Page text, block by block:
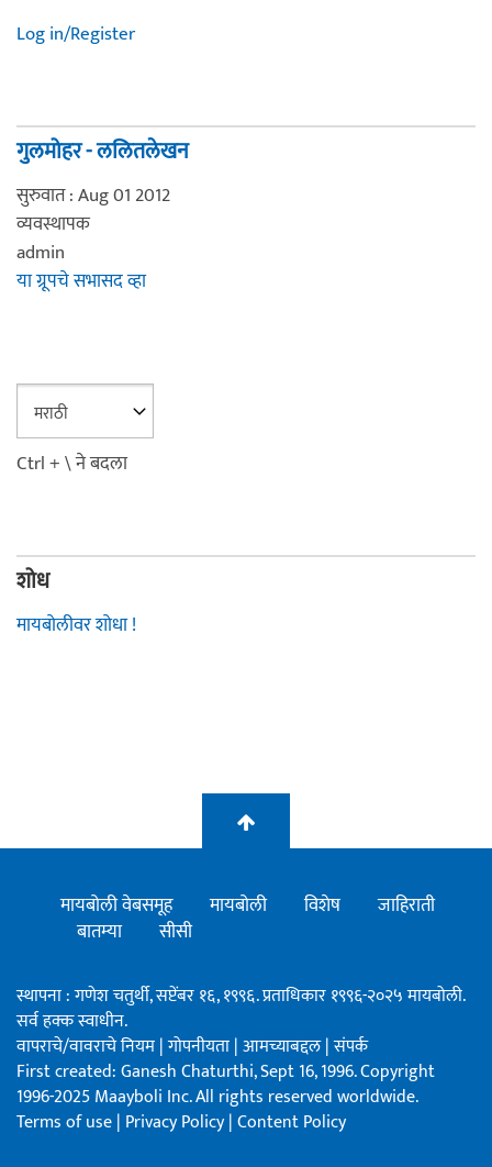
Log in/Register
गुलमोहर - ललितलेखन
सुरुवात : Aug 01 2012
व्यवस्थापक
admin
या ग्रूपचे सभासद व्हा
Ctrl + \ ने बदला
शोध
मायबोलीवर शोधा !
मायबोली वेबसमूह मायबोली विशेष
जाहिराती
बातम्या
सीसी
स्थापना : गणेश चतुर्थी, सप्टेंबर १६, १९९६. प्रताधिकार १९९६-२०२५ मायबोली.
सर्व हक्क स्वाधीन.
वापराचे/वावराचे नियम|गोपनीयता|आमच्याबद्दल|संपर्क
First created: Ganesh Chaturthi, Sept 16, 1996. Copyright
1996-2025 Maayboli Inc. All rights reserved worldwide.
Terms of use| Privacy Policy|Content Policy